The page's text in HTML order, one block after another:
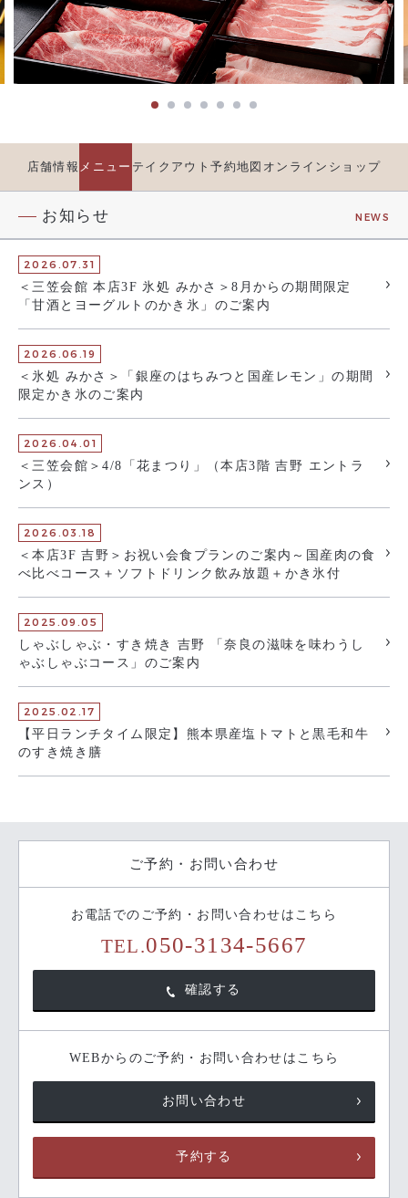
店舗情報 メニュー テイクアウト予約地図 オンラインショップ
お知らせ NEWS
2026.07.31
＜三笠会館 本店3F 氷処 みかさ＞8月からの期間限定
「甘酒とヨーグルトのかき氷」のご案内
2026.06.19
＜氷処 みかさ＞「銀座のはちみつと国産レモン」の期間
限定かき氷のご案内
2026.04.01
＜三笠会館＞4/8「花まつり」（本店3階 吉野 エントラ
ンス）
2026.03.18
＜本店3F 吉野＞お祝い会食プランのご案内～国産肉の食
べ比べコース＋ソフトドリンク飲み放題＋かき氷付
2025.09.05
しゃぶしゃぶ・すき焼き 吉野 「奈良の滋味を味わうし
ゃぶしゃぶコース」のご案内
2025.02.17
【平日ランチタイム限定】熊本県産塩トマトと黒毛和牛
のすき焼き膳
ご予約・お問い合わせ
お電話でのご予約・お問い合わせはこちら
TEL.050-3134-5667
確認する
WEBからのご予約・お問い合わせはこちら
お問い合わせ
予約する